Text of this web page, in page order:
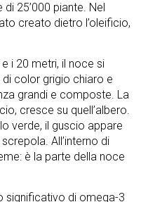
25’000 piante. Nel
creato dietro l’oleificio,
i 20 metri, il noce si
color grigio chiaro e
grandi e composte. La
cresce su quell’albero.
verde, il guscio appare
All’interno di
è la parte della noce
significativo di omega-3